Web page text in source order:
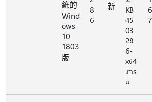
統的
Wind
ows
10
1803
版
8
6
新
KB
45
03
28
6-
x64
.ms
u
6
7